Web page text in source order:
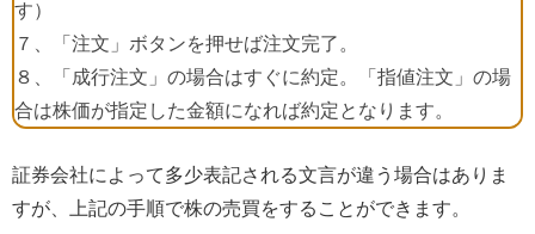
す）
７、「注文」ボタンを押せば注文完了。
８、「成行注文」の場合はすぐに約定。「指値注文」の場
合は株価が指定した金額になれば約定となります。
証券会社によって多少表記される文言が違う場合はありま
すが、上記の手順で株の売買をすることができます。